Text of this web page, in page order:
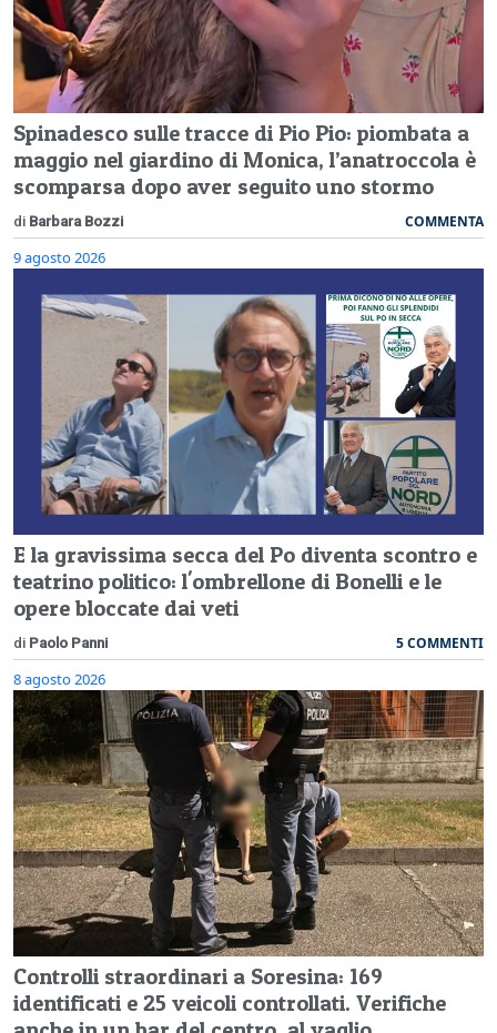
Spinadesco sulle tracce di Pio Pio: piombata a
maggio nel giardino di Monica, l’anatroccola è
scomparsa dopo aver seguito uno stormo
di Barbara Bozzi COMMENTA
9 agosto 2026
E la gravissima secca del Po diventa scontro e
teatrino politico: l'ombrellone di Bonelli e le
opere bloccate dai veti
di Paolo Panni 5 COMMENTI
8 agosto 2026
Controlli straordinari a Soresina: 169
identificati e 25 veicoli controllati. Verifiche